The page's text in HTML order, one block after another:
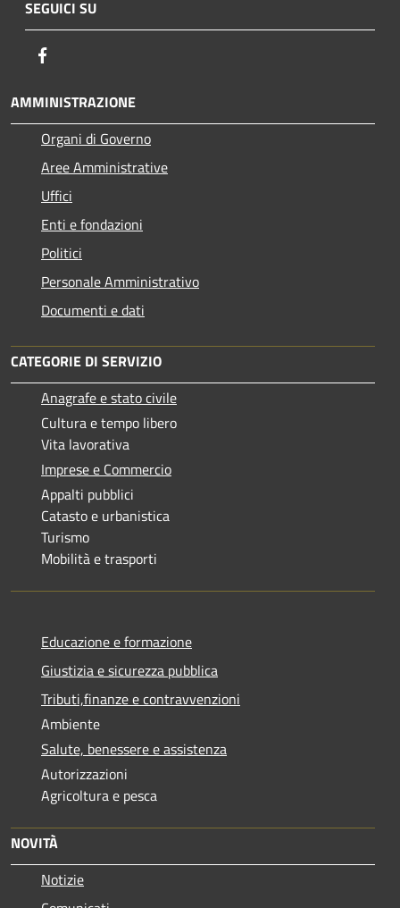
SEGUICI SU
AMMINISTRAZIONE
Organi di Governo
Aree Amministrative
Uffici
Enti e fondazioni
Politici
Personale Amministrativo
Documenti e dati
CATEGORIE DI SERVIZIO
Anagrafe e stato civile
Cultura e tempo libero
Vita lavorativa
Imprese e Commercio
Appalti pubblici
Catasto e urbanistica
Turismo
Mobilità e trasporti
Educazione e formazione
Giustizia e sicurezza pubblica
Tributi,finanze e contravvenzioni
Ambiente
Salute, benessere e assistenza
Autorizzazioni
Agricoltura e pesca
NOVITÀ
Notizie